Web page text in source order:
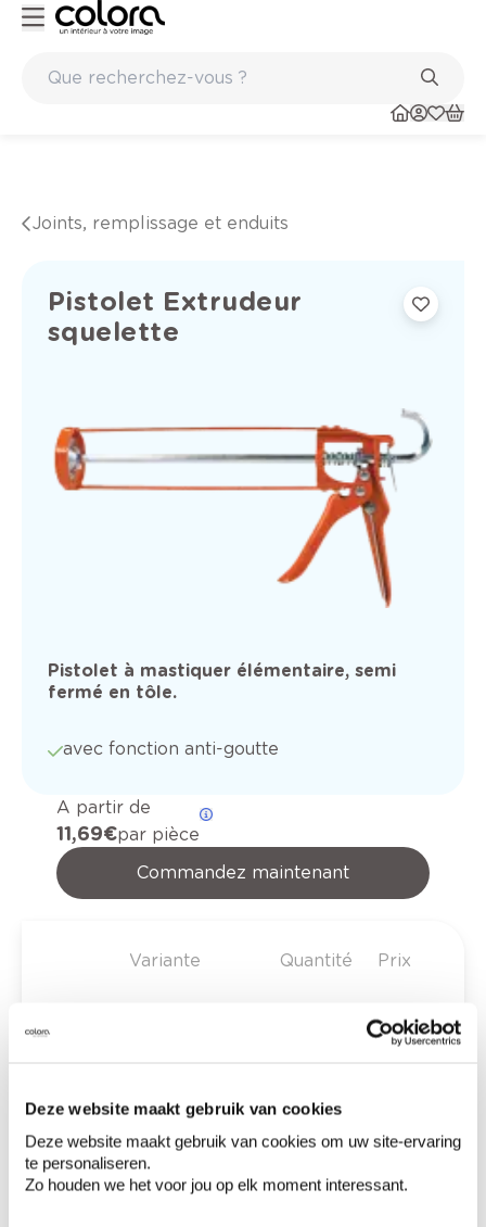
Deze website maakt gebruik van cookies
Deze website maakt gebruik van cookies om uw site-ervaring
te personaliseren.
Zo houden we het voor jou op elk moment interessant.
Joints, remplissage et enduits
Pistolet Extrudeur
squelette
Pistolet à mastiquer élémentaire, semi
fermé en tôle.
avec fonction anti-goutte
A partir de
11,69 €par pièce
Commandez maintenant
Variante Quantité Prix
11,69 €
Prix total 0,00 €
Ajouter au panier